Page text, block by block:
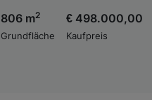
806 m2
Grundfläche
€ 498.000,00
Kaufpreis